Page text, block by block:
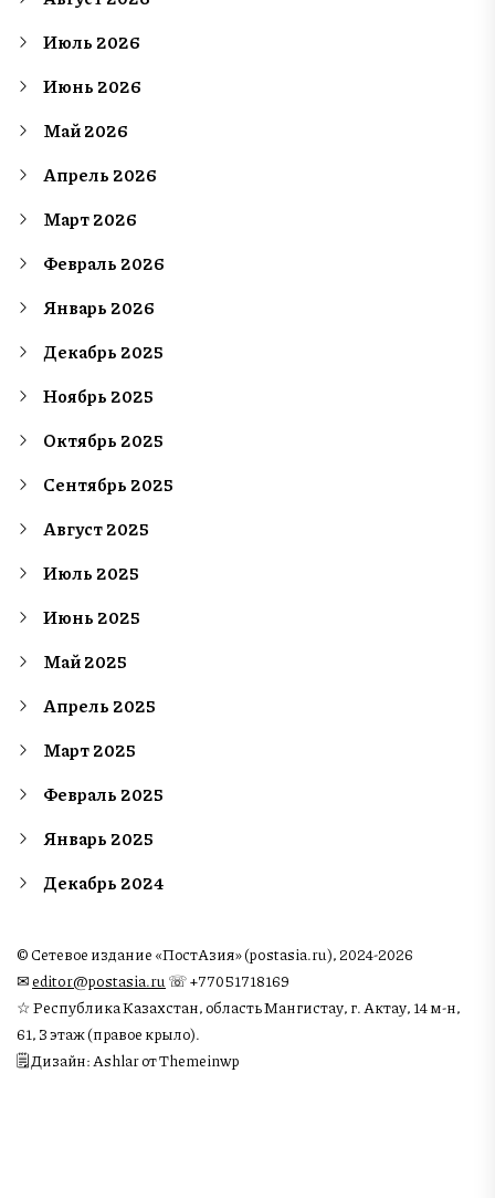
Июль 2026
Июнь 2026
Май 2026
Апрель 2026
Март 2026
Февраль 2026
Январь 2026
Декабрь 2025
Ноябрь 2025
Октябрь 2025
Сентябрь 2025
Август 2025
Июль 2025
Июнь 2025
Май 2025
Апрель 2025
Март 2025
Февраль 2025
Январь 2025
Декабрь 2024
© Сетевое издание «ПостАзия» (postasia.ru), 2024-2026
✉︎editor@postasia.ru ☏ +77051718169
☆ Республика Казахстан, область Мангистау, г. Актау, 14 м-н,
61, 3 этаж (правое крыло).
🗒 Дизайн: Ashlar от Themeinwp